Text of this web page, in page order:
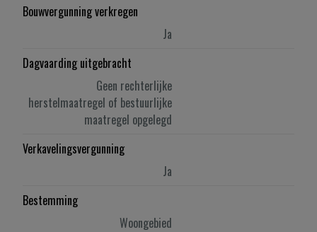
Bouwvergunning verkregen
Ja
Dagvaarding uitgebracht
Geen rechterlijke
herstelmaatregel of bestuurlijke
maatregel opgelegd
Verkavelingsvergunning
Ja
Bestemming
Woongebied